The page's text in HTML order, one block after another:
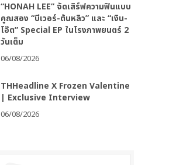
“HONAH LEE” จัดเสิร์ฟความฟินแบบ
คูณสอง “บีเวอร์-ต้นหลิว” และ “เงิน-
โอ๊ต” Special EP ในโรงภาพยนตร์ 2
วันเต็ม
06/08/2026
THHeadline X Frozen Valentine
| Exclusive Interview
06/08/2026